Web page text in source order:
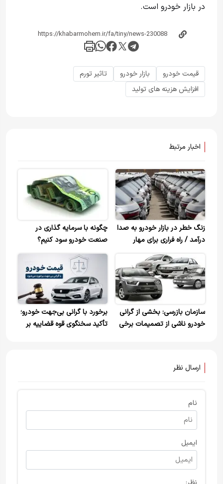
در بازار خودرو است.
قیمت خودرو بازار خودرو
تاثیر تورم
افزایش هزینه های تولید
اخبار مرتبط
زنگ خطر در بازار خودرو به صدا
درآمد / راه فراری برای مهار
قیمت‌ها نیست
چگونه با سرمایه گذاری در
صنعت خودرو سود کنیم؟
سازمان بازرسی: بخشی از گرانی
خودرو ناشی از تصمیمات برخی
برخورد با گرانی بی‌جهت خودرو؛
تأکید سخنگوی قوه قضاییه بر
ارسال نظر
نام
ایمیل